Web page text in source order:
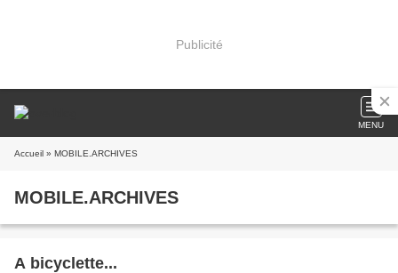
Publicité
MENU
Accueil » MOBILE.ARCHIVES
MOBILE.ARCHIVES
A bicyclette...